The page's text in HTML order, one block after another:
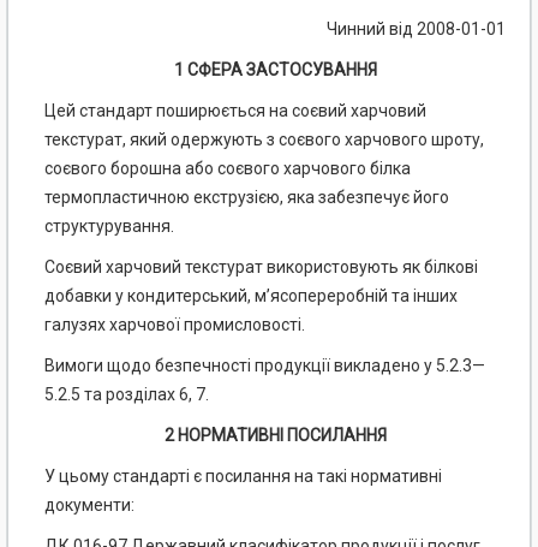
Чинний від 2008-01-01
1 СФЕРА ЗАСТОСУВАННЯ
Цей стандарт поширюється на соєвий харчовий
текстурат, який одержують з соєвого харчового шроту,
соєвого борошна або соєвого харчового білка
термопластичною екструзією, яка забезпечує його
структурування.
Соєвий харчовий текстурат використовують як білкові
добавки у кондитерський, м’ясопереробній та інших
галузях харчової промисловості.
Вимоги щодо безпечності продукції викладено у 5.2.3—
5.2.5 та розділах 6, 7.
2 НОРМАТИВНІ ПОСИЛАННЯ
У цьому стандарті є посилання на такі нормативні
документи: